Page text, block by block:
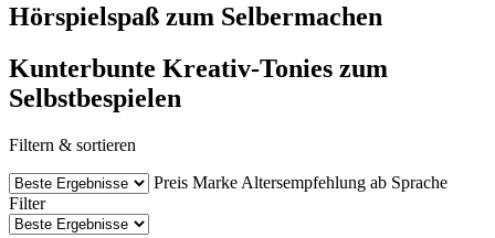
Hörspielspaß zum Selbermachen
Kunterbunte Kreativ-Tonies zum
Selbstbespielen
Filtern & sortieren
Preis Marke Altersempfehlung ab Sprache
Filter